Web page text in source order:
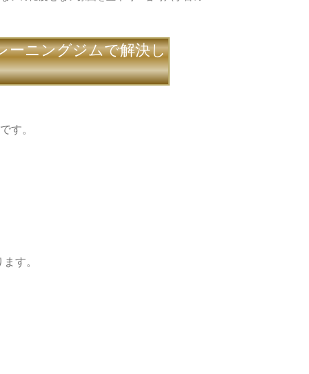
ーニングジムで解決し
す。
す。